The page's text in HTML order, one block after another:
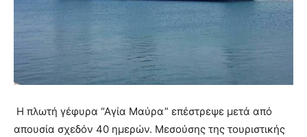
Η πλωτή γέφυρα “Αγία Μαύρα” επέστρεψε μετά από
απουσία σχεδόν 40 ημερών. Μεσούσης της τουριστικής